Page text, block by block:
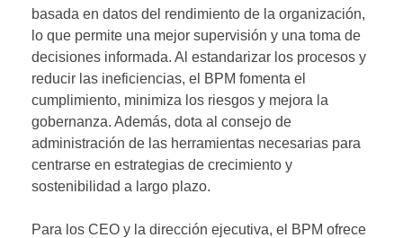
basada en datos del rendimiento de la organización,
lo que permite una mejor supervisión y una toma de
decisiones informada. Al estandarizar los procesos y
reducir las ineficiencias, el BPM fomenta el
cumplimiento, minimiza los riesgos y mejora la
gobernanza. Además, dota al consejo de
administración de las herramientas necesarias para
centrarse en estrategias de crecimiento y
sostenibilidad a largo plazo.
Para los CEO y la dirección ejecutiva, el BPM ofrece